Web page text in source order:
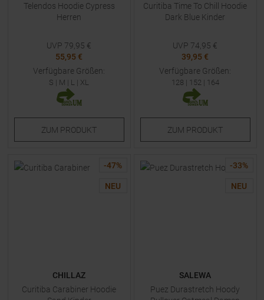
Telendos Hoodie Cypress
Herren
UVP 79,95 €
55,95 €
Verfügbare Größen:
S | M | L | XL
ZUM PRODUKT
Curitiba Time To Chill Hoodie
Dark Blue Kinder
UVP 74,95 €
39,95 €
Verfügbare Größen:
128 | 152| 164
ZUM PRODUKT
-47%
NEU
CHILLAZ
Curitiba Carabiner Hoodie
-33%
NEU
SALEWA
Puez Durastretch Hoody